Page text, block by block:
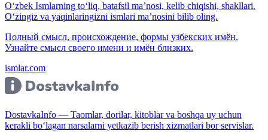
O‘zbek Ismlarning to‘liq, batafsil ma’nosi, kelib chiqishi, shakllari.
O‘zingiz va yaqinlaringizni ismlari ma’nosini bilib oling.
Полный смысл, происхождение, формы узбекских имён.
Узнайте смысл своего имени и имён близких.
ismlar.com
DostavkaInfo — Taomlar, dorilar, kitoblar va boshqa uy uchun
kerakli bo‘lagan narsalarni yetkazib berish xizmatlari bor servislar.